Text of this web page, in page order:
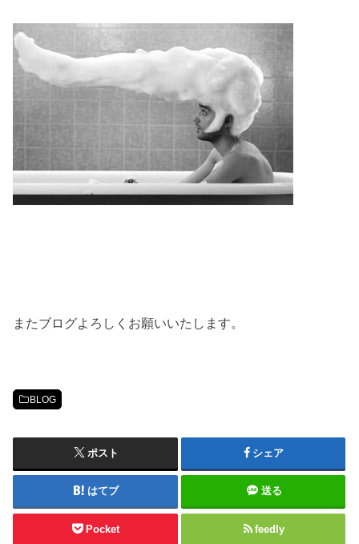
またブログよろしくお願いいたします。
BLOG
ポスト シェア
はてブ 送る
Pocket feedly